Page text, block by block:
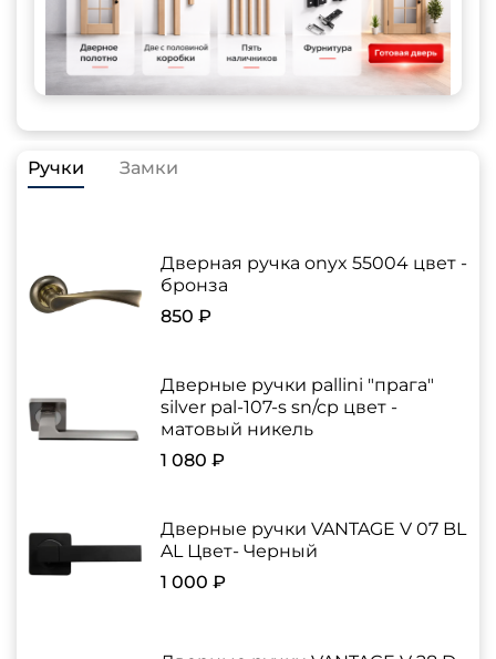
Ручки Замки
Дверная ручка onyx 55004 цвет -
бронза
850 ₽
Дверные ручки pallini "прага"
silver pal-107-s sn/cp цвет -
матовый никель
1 080 ₽
Дверные ручки VANTAGE V 07 BL
AL Цвет- Черный
1 000 ₽